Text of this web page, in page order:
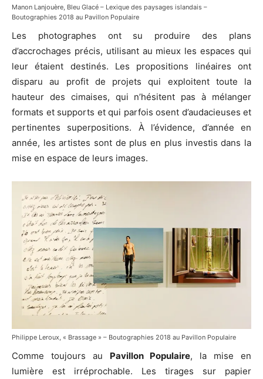
Lee-Marie Sadek, « I Kiss Holes for the Bullets » - Boutographies 2018 au Pavillon
Populaire
Camille Gharbi, « Lieux de vie » - Boutographies 2018 au Pavillon Populaire
Manon Lanjouère, Bleu Glacé – Lexique des paysages islandais –
Boutographies 2018 au Pavillon Populaire
Les photographes ont su produire des plans
d’accrochages précis, utilisant au mieux les espaces qui
leur étaient destinés. Les propositions linéaires ont
disparu au profit de projets qui exploitent toute la
hauteur des cimaises, qui n’hésitent pas à mélanger
formats et supports et qui parfois osent d’audacieuses et
pertinentes superpositions. À l’évidence, d’année en
année, les artistes sont de plus en plus investis dans la
mise en espace de leurs images.
Philippe Leroux, « Brassage » – Boutographies 2018 au Pavillon Populaire
Comme toujours au Pavillon Populaire, la mise en
lumière est irréprochable. Les tirages sur papier